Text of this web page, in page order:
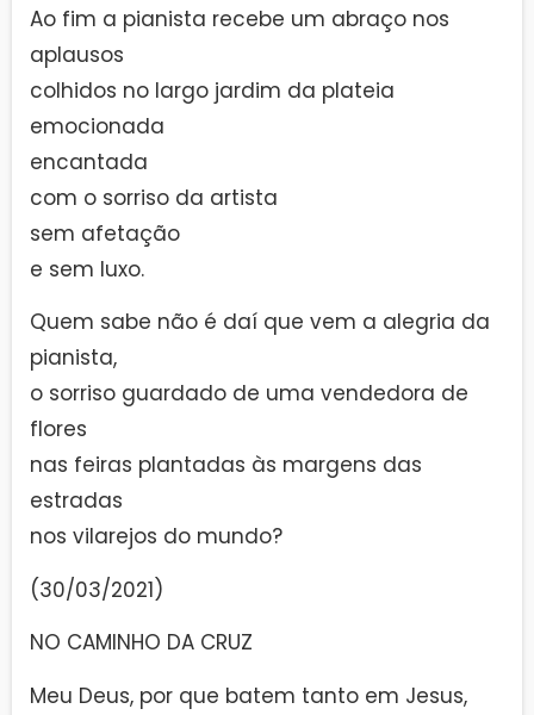
Ao fim a pianista recebe um abraço nos
aplausos
colhidos no largo jardim da plateia
emocionada
encantada
com o sorriso da artista
sem afetação
e sem luxo.
Quem sabe não é daí que vem a alegria da
pianista,
o sorriso guardado de uma vendedora de
flores
nas feiras plantadas às margens das
estradas
nos vilarejos do mundo?
(30/03/2021)
NO CAMINHO DA CRUZ
Meu Deus, por que batem tanto em Jesus,